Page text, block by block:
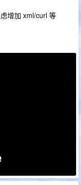
增加 xml/curl 等